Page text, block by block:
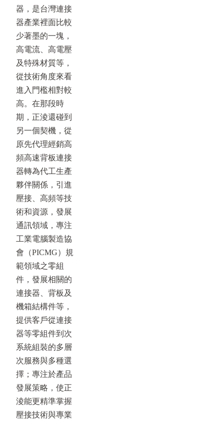
器，是台灣連接
器產業裡面比較
少著墨的一塊，
高電流、高電壓
及特殊材質等，
從技術角度來看
進入門檻相對較
高。在那段時
期，正淩還碰到
另一個契機，從
原先代理經銷高
頻高速背板連接
器轉為代工生產
夥伴關係，引進
壓接、高頻等技
術和資源，發展
通訊領域，專注
工業電腦製造協
會（PICMG）規
範領域之零組
件，發展相關的
連接器、背板及
機箱結構件等，
提供客戶從連接
器等零組件到次
系統組裝的多層
次服務與多種選
擇；專注於產品
發展策略，使正
淩能更精準掌握
壓接技術與專業